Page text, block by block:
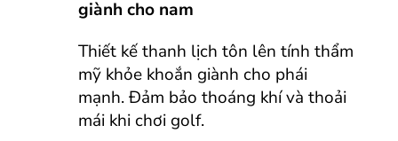
giành cho nam
Thiết kế thanh lịch tôn lên tính thẩm
mỹ khỏe khoắn giành cho phái
mạnh. Đảm bảo thoáng khí và thoải
mái khi chơi golf.